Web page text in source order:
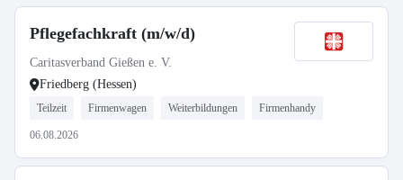
Pflegefachkraft (m/w/d)
Caritasverband Gießen e. V.
Friedberg (Hessen)
Teilzeit Firmenwagen Weiterbildungen Firmenhandy
06.08.2026